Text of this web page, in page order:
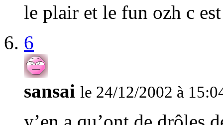
le plair et le fun ozh c
6
sansai le 24/12/2002 à